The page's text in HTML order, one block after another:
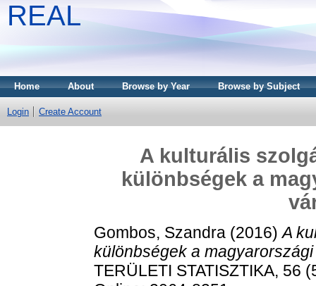
REAL
Home About Browse by Year Browse by Subject
Login Create Account
A kulturális
különbségek a
Gombos, Szandra (2016)A
különbségek a
TERÜLETI STATISZTIKA, 56